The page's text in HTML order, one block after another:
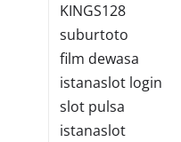
KINGS128
suburtoto
film dewasa
istanaslot login
slot pulsa
istanaslot